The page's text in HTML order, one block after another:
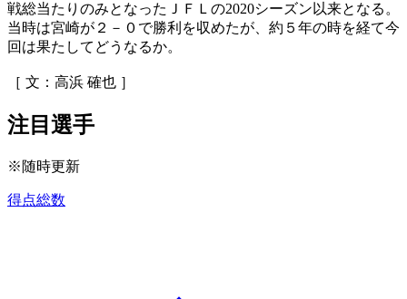
戦総当たりのみとなったＪＦＬの2020シーズン以来となる。
当時は宮崎が２－０で勝利を収めたが、約５年の時を経て今
回は果たしてどうなるか。
［ 文：高浜 確也 ］
注目選手
※随時更新
得点総数